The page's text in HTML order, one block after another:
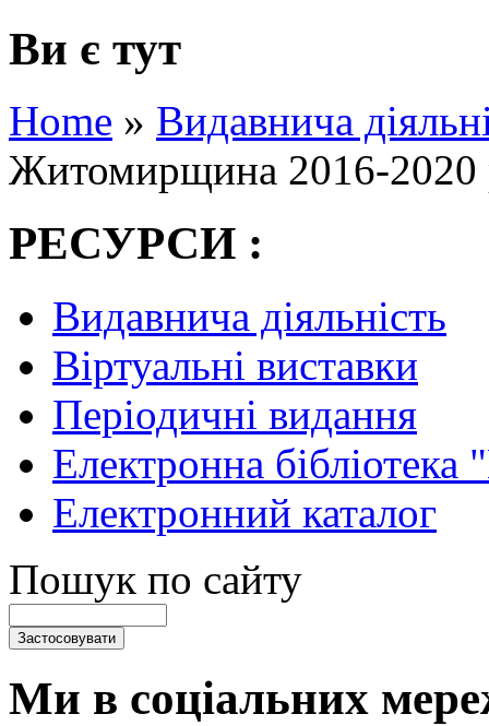
Ви є тут
Home » Видавнича
Житомирщина 2016-2020
РЕСУРСИ :
Видавнича діяльність
Віртуальні виставки
Періодичні видання
Електронна
Електронний каталог
Пошук по сайту
Ми в соціальних